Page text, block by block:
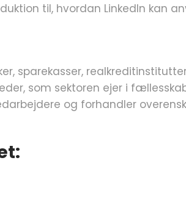
til, hvordan LinkedIn kan
sparekasser,
som sektoren ejer i
og forhandler